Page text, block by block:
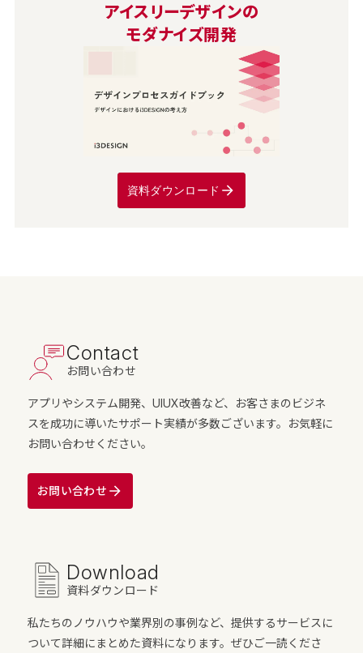
アイスリーデザインの
モダナイズ開発
資料ダウンロード
Contact
お問い合わせ
アプリやシステム開発、UIUX改善など、お客さまのビジネ
スを成功に導いたサポート実績が多数ございます。お気軽に
お問い合わせください。
お問い合わせ
Download
資料ダウンロード
私たちのノウハウや業界別の事例など、提供するサービスに
ついて詳細にまとめた資料になります。ぜひご一読くださ